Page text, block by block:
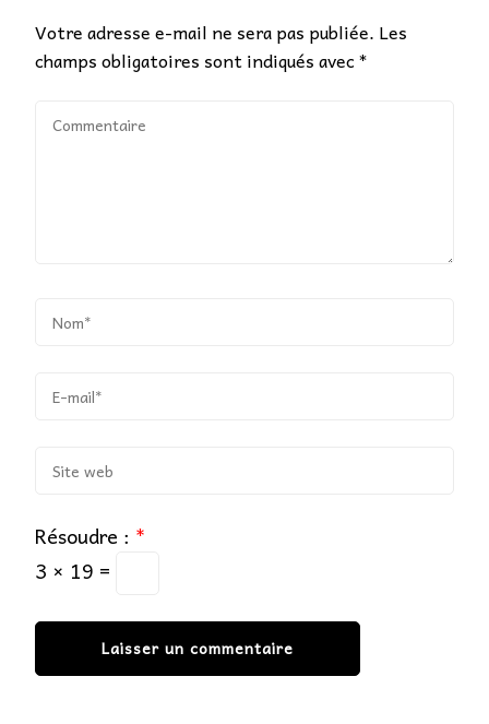
Votre adresse e-mail ne sera pas publiée. Les
champs obligatoires sont indiqués avec*
Résoudre : *
3 × 19 =